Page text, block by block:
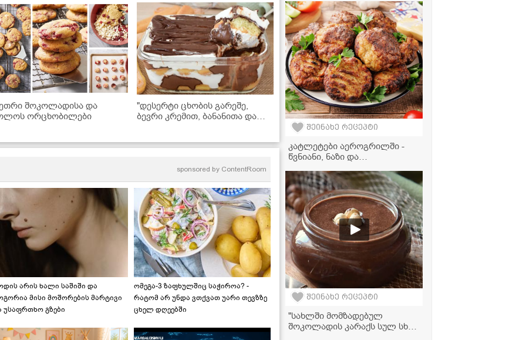
შოკოლადისა და
ორცხობილები
"დესერტი ცხობის გარეშე,
ბევრი კრემით, ბანანითა და
უგემრიელესი!" - ნამცხვრის
sponsored by ContentRoom
არის ხალი საშიში და
მისი მოშორების მარტივი
უსაფრთხო გზები
ომეგა-3 ზაფხულშიც საჭიროა? -
რატომ არ უნდა ვთქვათ უარი თევზზე
ცხელ დღეებში
შეინახე რეცეპტი
კატლეტები აეროგრილში -
წვნიანი, ნაზი და
შეინახე რეცეპტი
"სახლში მომზადებულ
შოკოლადის კარაქს სულ სხვა